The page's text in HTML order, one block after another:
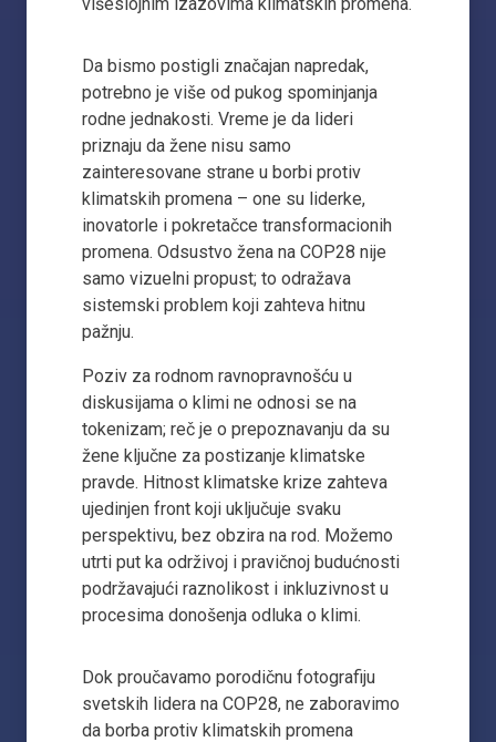
Da bismo postigli značajan napredak,
potrebno je više od pukog spominjanja
rodne jednakosti. Vreme je da lideri
priznaju da žene nisu samo
zainteresovane strane u borbi protiv
klimatskih promena – one su liderke,
inovatorle i pokretačce transformacionih
promena. Odsustvo žena na COP28 nije
samo vizuelni propust; to odražava
sistemski problem koji zahteva hitnu
pažnju.
Poziv za rodnom ravnopravnošću u
diskusijama o klimi ne odnosi se na
tokenizam; reč je o prepoznavanju da su
žene ključne za postizanje klimatske
pravde. Hitnost klimatske krize zahteva
ujedinjen front koji uključuje svaku
perspektivu, bez obzira na rod. Možemo
utrti put ka održivoj i pravičnoj budućnosti
podržavajući raznolikost i inkluzivnost u
procesima donošenja odluka o klimi.
Dok proučavamo porodičnu fotografiju
svetskih lidera na COP28, ne zaboravimo
da borba protiv klimatskih promena